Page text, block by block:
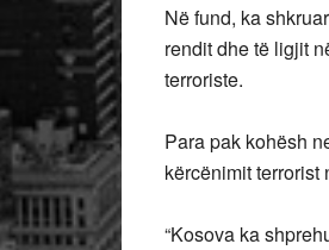
Në fund, ka
rendit dhe të ligjit
terroriste.
Para pak kohësh
kërcënimit terrorist
“Kosova ka